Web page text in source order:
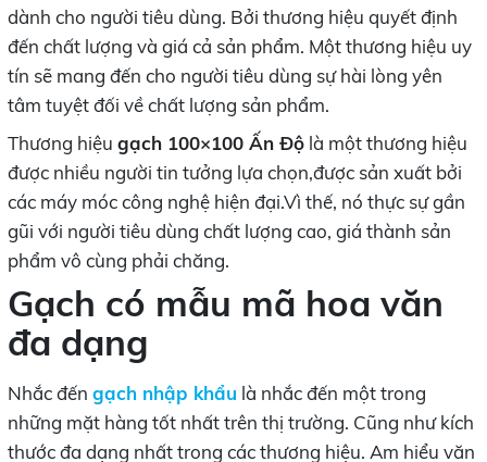
dành cho người tiêu dùng. Bởi thương hiệu quyết định
đến chất lượng và giá cả sản phẩm. Một thương hiệu uy
tín sẽ mang đến cho người tiêu dùng sự hài lòng yên
tâm tuyệt đối về chất lượng sản phẩm.
Thương hiệu gạch 100×100 Ấn Độlà một thương hiệu
được nhiều người tin tưởng lựa chọn,được sản xuất bởi
các máy móc công nghệ hiện đại.Vì thế, nó thực sự gần
gũi với người tiêu dùng chất lượng cao, giá thành sản
phẩm vô cùng phải chăng.
Gạch có mẫu mã hoa văn
đa dạng
Nhắc đến gạch nhập khẩu là nhắc đến một trong
những mặt hàng tốt nhất trên thị trường. Cũng như kích
thước đa dạng nhất trong các thương hiệu. Am hiểu văn